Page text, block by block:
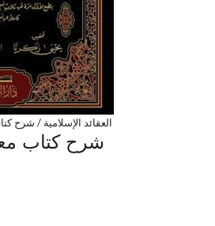
العقائد الإسلامية / شرح
شرح كتاب